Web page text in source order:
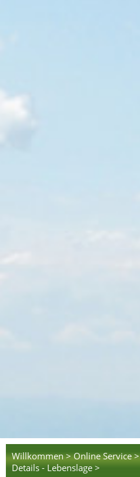
Willkommen > Online Service >
Details - Lebenslage >